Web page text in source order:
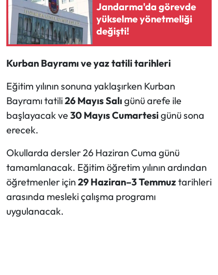
Jandarma'da görevde
yükselme yönetmeliği
değişti!
Kurban Bayramı ve yaz tatili tarihleri
Eğitim yılının sonuna yaklaşırken Kurban
Bayramı tatili26 Mayıs Salıgünü arefe ile
başlayacak ve 30 Mayıs Cumartesigünü sona
erecek.
Okullarda dersler 26 Haziran Cuma günü
tamamlanacak. Eğitim öğretim yılının ardından
öğretmenler için 29 Haziran–3 Temmuz tarihleri
arasında mesleki çalışma programı
uygulanacak.